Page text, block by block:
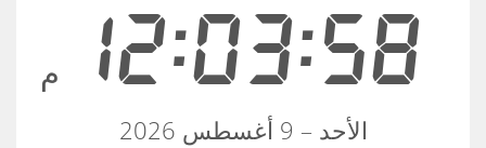
12:03:58 م
الأحد – 9 أغسطس 2026